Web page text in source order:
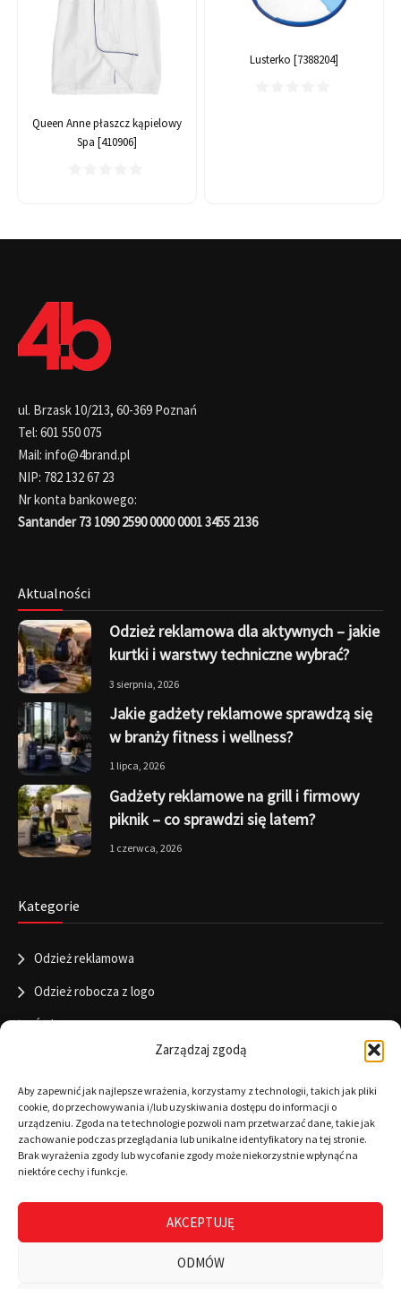
Zarządzaj zgodą
Aby zapewnić jak najlepsze wrażenia, korzystamy z technologii, takich jak pliki
cookie, do przechowywania i/lub uzyskiwania dostępu do informacji o
urządzeniu. Zgoda na te technologie pozwoli nam przetwarzać dane, takie jak
zachowanie podczas przeglądania lub unikalne identyfikatory na tej stronie.
Brak wyrażenia zgody lub wycofanie zgody może niekorzystnie wpłynąć na
niektóre cechy i funkcje.
AKCEPTUJĘ
ODMÓW
Queen Anne płaszcz kąpielowy
Spa [410906]
Lusterko [7388204]
ul. Brzask 10/213, 60-369 Poznań
Tel: 601 550 075
Mail: info@4brand.pl
NIP: 782 132 67 23
Nr konta bankowego:
Santander 73 1090 2590 0000 0001 3455 2136
Aktualności
Odzież reklamowa dla aktywnych – jakie
kurtki i warstwy techniczne wybrać?
3 sierpnia, 2026
Jakie gadżety reklamowe sprawdzą się
w branży fitness i wellness?
1 lipca, 2026
Gadżety reklamowe na grill i firmowy
piknik – co sprawdzi się latem?
1 czerwca, 2026
Kategorie
Odzież reklamowa
Odzież robocza z logo
Święta
Informacje
RODO
Polityka cookies
Regulamin
Warunki płatności